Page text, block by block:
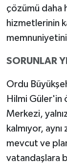
çözümü daha
hizmetlerinin
SORUNLAR
Ordu
Hilmi Güler'in
Merkezi,
kalmıyor,
mevcut ve
vatandaşlara